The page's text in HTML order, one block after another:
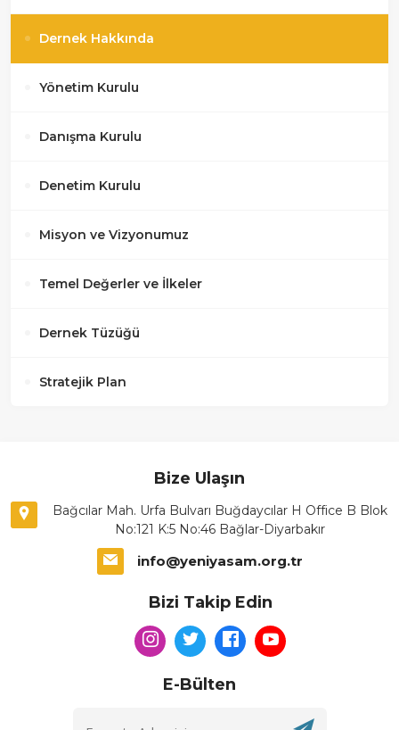
Dernek Hakkında
Yönetim Kurulu
Danışma Kurulu
Denetim Kurulu
Misyon ve Vizyonumuz
Temel Değerler ve İlkeler
Dernek Tüzüğü
Stratejik Plan
Bize Ulaşın
Bağcılar Mah. Urfa Bulvarı Buğdaycılar H Office B Blok
No:121 K:5 No:46 Bağlar-Diyarbakır
info@yeniyasam.org.tr
Bizi Takip Edin
E-Bülten